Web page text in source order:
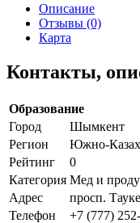
Описание
Отзывы (0)
Карта
Контакты,
Образование
Город
Шымкент
Регион
Южно-
Рейтинг
0
Категория Мед и
Адрес
просп.
Телефон
+7 (777)